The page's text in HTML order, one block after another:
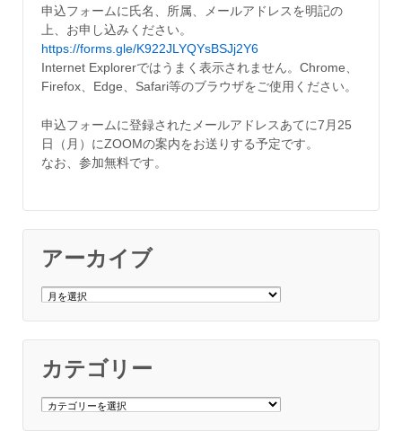
申込フォームに氏名、所属、メールアドレスを明記の
上、お申し込みください。
https://forms.gle/K922JLYQYsBSJj2Y6
Internet Explorerではうまく表示されません。Chrome、
Firefox、Edge、Safari等のブラウザをご使用ください。
申込フォームに登録されたメールアドレスあてに7月25
日（月）にZOOMの案内をお送りする予定です。
なお、参加無料です。
アーカイブ
カ
カテゴリー